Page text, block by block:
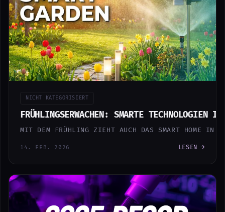
NICHT KATEGORISIERT
FRÜHLINGSERWACHEN: SMARTE TECHNOLOGIEN
MIT DEM FRÜHLING ZIEHT AUCH DAS SMART HOME IN
14. FEB. 2026 LESEN →